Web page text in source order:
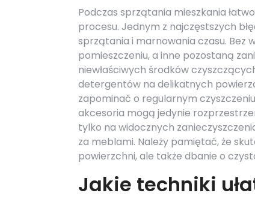
Podczas sprzątania mieszkania
procesu. Jednym z najczęstszych
sprzątania i marnowania czasu. Bez
pomieszczeniu, a inne pozostaną
niewłaściwych środków
detergentów na delikatnych
zapominać o regularnym
akcesoria mogą jedynie
tylko na widocznych
za meblami. Należy pamiętać, że
powierzchni, ale także dbanie o
Jakie techniki